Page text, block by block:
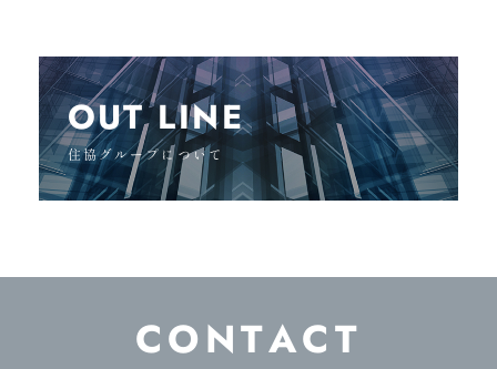
OUT LINE
住協グループについて
CONTACT